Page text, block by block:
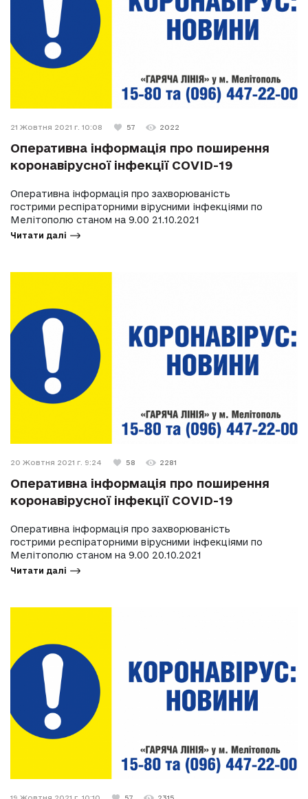
21 Жовтня 2021 г. 10:08 57 2022
Оперативна інформація про поширення
коронавірусної інфекції COVID-19
Оперативна інформація про захворюваність
гострими респіраторними вірусними інфекціями по
Мелітополю станом на 9.00 21.10.2021
Читати далі
20 Жовтня 2021 г. 9:24 58 2281
Оперативна інформація про поширення
коронавірусної інфекції COVID-19
Оперативна інформація про захворюваність
гострими респіраторними вірусними інфекціями по
Мелітополю станом на 9.00 20.10.2021
Читати далі